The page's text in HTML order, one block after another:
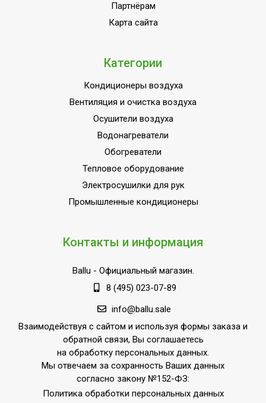
Нет
подключения аудио
нет
Внутреннее покрытие
Эмаль
Объем внутреннего бака 10.5
Защита от коррозии;Защита
накипи;Защита от
включения;Класс
пылевлагозащищенности
IPX4;Механический
клапан давления;Режим
32.4
Количество режимов
1
USB-разъем для Wi-Fi
Нет
Режим антизамерзания Нет
Партнёрам
Карта сайта
Категории
Кондиционеры воздуха
Вентиляция и очистка воздуха
Осушители воздуха
Водонагреватели
Обогреватели
Тепловое оборудование
Электросушилки для рук
Промышленные кондиционеры
Контакты и информация
Ballu - Официальный магазин.
8 (495) 023-07-89
info@ballu.sale
Взаимодействуя с сайтом и используя формы заказа и
обратной связи, Вы соглашаетесь
на обработку персональных данных.
Мы отвечаем за сохранность Ваших данных
согласно закону №152-ФЗ:
Политика обработки персональных данных